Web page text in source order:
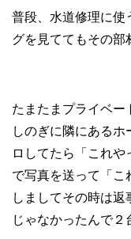
普段、水道修理に使
グを見ててもその
たまたまプライベー
しのぎに隣にあるホ
ロしてたら「これ
で写真を送って「こ
しましてその時は
じゃなかったんで２